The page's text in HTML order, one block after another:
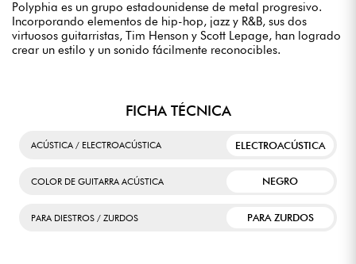
Polyphia es un grupo estadounidense de metal progresivo.
Incorporando elementos de hip-hop, jazz y R&B, sus dos
virtuosos guitarristas, Tim Henson y Scott Lepage, han logrado
crear un estilo y un sonido fácilmente reconocibles.
FICHA TÉCNICA
ACÚSTICA / ELECTROACÚSTICA ELECTROACÚSTICA
COLOR DE GUITARRA ACÚSTICA NEGRO
PARA DIESTROS / ZURDOS PARA ZURDOS